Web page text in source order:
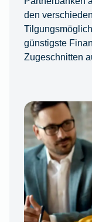
den
günstigste
Zugeschnitten